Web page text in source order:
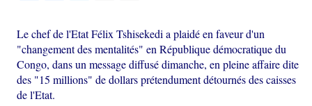
Le chef de l'Etat Félix Tshisekedi a plaidé en faveur d'un
"changement des mentalités" en République démocratique du
Congo, dans un message diffusé dimanche, en pleine affaire dite
des "15 millions" de dollars prétendument détournés des caisses
de l'Etat.